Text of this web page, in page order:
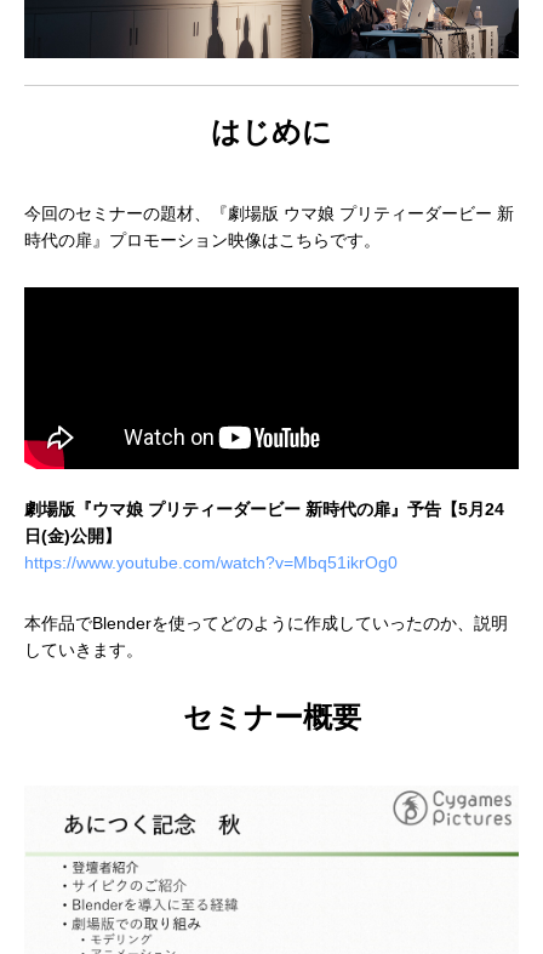
2026.03.12
ライズ-プロダクト
ータを有効活用しま
2021.04.30
記念セミナーレポート 第一部：造形思想に
基づく作品制作の舞台裏
2026.01.20
記念セミナーレポ
による作品添削指導
2026.01.20
携 – アパレル業界DXセミナーPart3「3Dで
実現できる未来」
2022.03.20
はじめに
今回のセミナーの題材、『劇場版 ウマ娘 プリティーダービー 新
時代の扉』プロモーション映像はこちらです。
劇場版『ウマ娘 プリティーダービー 新時代の扉』予告【5月24
日(金)公開】
https://www.youtube.com/watch?v=Mbq51ikrOg0
本作品でBlenderを使ってどのように作成していったのか、説明
していきます。
セミナー概要